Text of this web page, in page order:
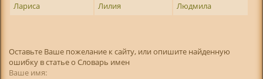
Лариса
Лилия Людмила
Оставьте Ваше пожелание к сайту, или опишите найденную
ошибку в статье о Словарь имен
Ваше имя: